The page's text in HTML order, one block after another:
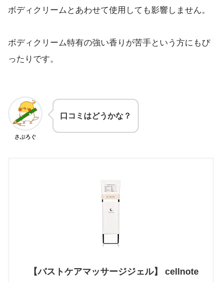
ボディクリームとあわせて使用しても影響しません。
ボディクリーム特有の強い香りが苦手という方にもぴ
ったりです。
さぶろぐ
口コミはどうかな？
【バストケアマッサージジェル】 cellnote